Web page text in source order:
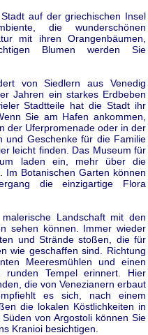
auf der griechischen Insel
die wunderschönen
mit ihren Orangenbäumen,
Blumen werden Sie
von Siedlern aus Venedig
Jahren ein starkes Erdbeben
Stadtteile hat die Stadt ihr
Sie am Hafen ankommen,
der Uferpromenade oder in der
und Geschenke für die Familie
leicht finden. Das Museum für
laden ein, mehr über die
Botanischen Garten können
die einzigartige Flora
Landschaft mit den
sehen können. Immer wieder
und Strände stoßen, die für
wie geschaffen sind. Richtung
Meeresmühlen und einen
Tempel erinnert. Hier
die von Venezianern erbaut
es sich, nach einem
die lokalen Köstlichkeiten in
von Argostoli können Sie
Kranioi besichtigen.